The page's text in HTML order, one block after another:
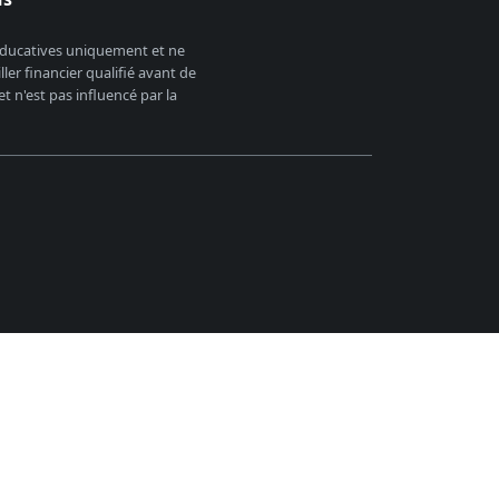
uniquement et ne
financier qualifié avant de
n'est pas influencé par la